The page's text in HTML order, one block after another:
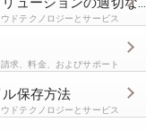
ウドテクノロジーとサービス
請求、料金、およびサポート
保存方法
ウドテクノロジーとサービス